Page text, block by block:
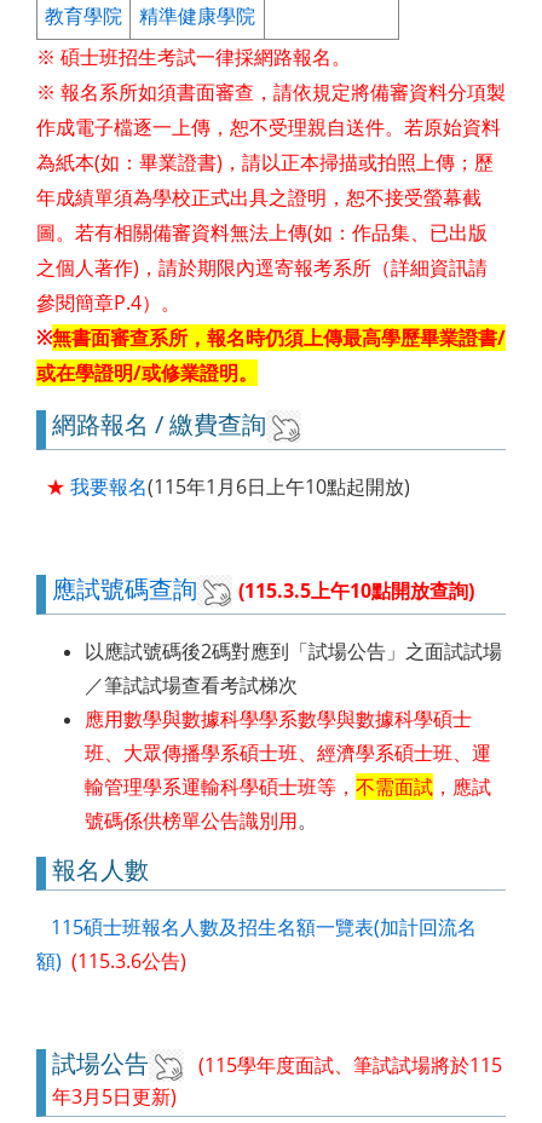
教育學院
精準健康學院
※ 碩士班招生考試一律採網路報名。
※ 報名系所如須書面審查，請依規定將備審資料分項製
作成電子檔逐一上傳，恕不受理親自送件。若原始資料
為紙本(如：畢業證書)，請以正本掃描或拍照上傳；歷
年成績單須為學校正式出具之證明，恕不接受螢幕截
圖。若有相關備審資料無法上傳(如：作品集、已出版
之個人著作)，請於期限內逕寄報考系所（詳細資訊請
參閱簡章P.4）。
※無書面審查系所，報名時仍須上傳最高學歷畢業證書/
或在學證明/或修業證明。
網路報名 / 繳費查詢
★ 我要報名(115年1月6日上午10點起開放)
應試號碼查詢 (115.3.5上午10點開放查詢)
以應試號碼後2碼對應到「試場公告」之面試試場
／筆試試場查看考試梯次
應用數學與數據科學學系數學與數據科學碩士
班、大眾傳播學系碩士班、經濟學系碩士班、運
輸管理學系運輸科學碩士班等， 不需面試 ，應試
號碼係供榜單公告識別用。
報名人數
115碩士班報名人數及招生名額一覽表(加計回流名
額) (115.3.6公告)
試場公告 (115學年度面試、筆試試場將於115
年3月5日更新)